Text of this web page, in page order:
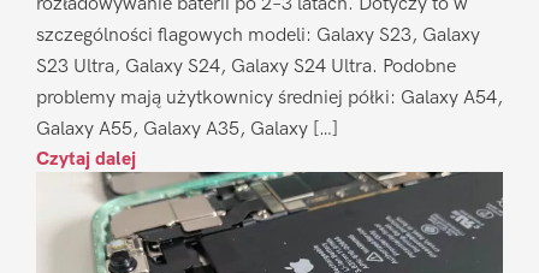
rozładowywanie baterii po 2–3 latach. Dotyczy to w
szczególności flagowych modeli: Galaxy S23, Galaxy
S23 Ultra, Galaxy S24, Galaxy S24 Ultra. Podobne
problemy mają użytkownicy średniej półki: Galaxy A54,
Galaxy A55, Galaxy A35, Galaxy […]
Czytaj dalej